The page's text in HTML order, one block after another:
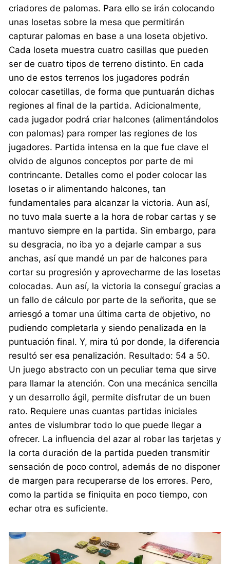
criadores de palomas. Para ello se irán colocando
unas losetas sobre la mesa que permitirán
capturar palomas en base a una loseta objetivo.
Cada loseta muestra cuatro casillas que pueden
ser de cuatro tipos de terreno distinto. En cada
uno de estos terrenos los jugadores podrán
colocar casetillas, de forma que puntuarán dichas
regiones al final de la partida. Adicionalmente,
cada jugador podrá criar halcones (alimentándolos
con palomas) para romper las regiones de los
jugadores. Partida intensa en la que fue clave el
olvido de algunos conceptos por parte de mi
contrincante. Detalles como el poder colocar las
losetas o ir alimentando halcones, tan
fundamentales para alcanzar la victoria. Aun así,
no tuvo mala suerte a la hora de robar cartas y se
mantuvo siempre en la partida. Sin embargo, para
su desgracia, no iba yo a dejarle campar a sus
anchas, así que mandé un par de halcones para
cortar su progresión y aprovecharme de las losetas
colocadas. Aun así, la victoria la conseguí gracias a
un fallo de cálculo por parte de la señorita, que se
arriesgó a tomar una última carta de objetivo, no
pudiendo completarla y siendo penalizada en la
puntuación final. Y, mira tú por donde, la diferencia
resultó ser esa penalización. Resultado: 54 a 50.
Un juego abstracto con un peculiar tema que sirve
para llamar la atención. Con una mecánica sencilla
y un desarrollo ágil, permite disfrutar de un buen
rato. Requiere unas cuantas partidas iniciales
antes de vislumbrar todo lo que puede llegar a
ofrecer. La influencia del azar al robar las tarjetas y
la corta duración de la partida pueden transmitir
sensación de poco control, además de no disponer
de margen para recuperarse de los errores. Pero,
como la partida se finiquita en poco tiempo, con
echar otra es suficiente.